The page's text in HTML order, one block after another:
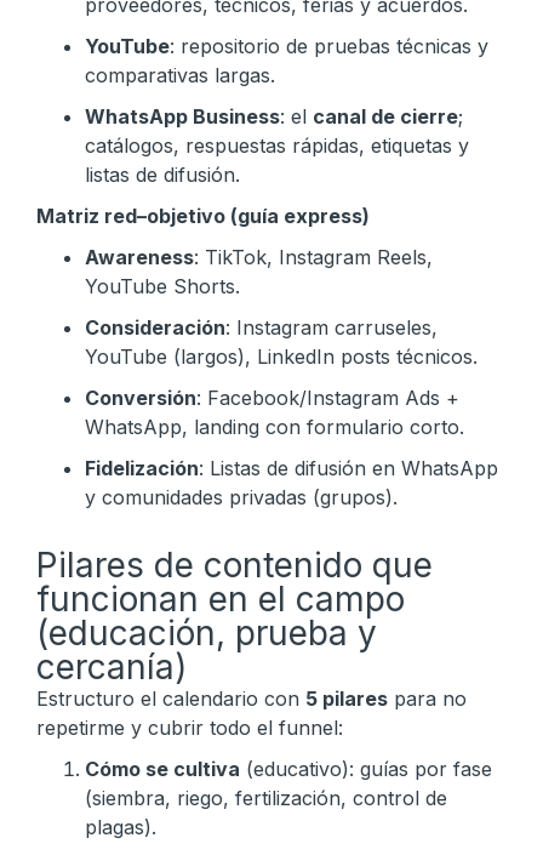
proveedores, técnicos, ferias y acuerdos.
YouTube: repositorio de pruebas técnicas y
comparativas largas.
WhatsApp Business: el canal de cierre;
catálogos, respuestas rápidas, etiquetas y
listas de difusión.
Matriz red–objetivo (guía express)
Awareness: TikTok, Instagram Reels,
YouTube Shorts.
Consideración: Instagram carruseles,
YouTube (largos), LinkedIn posts técnicos.
Conversión: Facebook/Instagram Ads +
WhatsApp, landing con formulario corto.
Fidelización: Listas de difusión en WhatsApp
y comunidades privadas (grupos).
Pilares de contenido que
funcionan en el campo
(educación, prueba y
cercanía)
Estructuro el calendario con 5 pilares para no
repetirme y cubrir todo el funnel:
Cómo se cultiva (educativo): guías por fase
(siembra, riego, fertilización, control de
plagas).